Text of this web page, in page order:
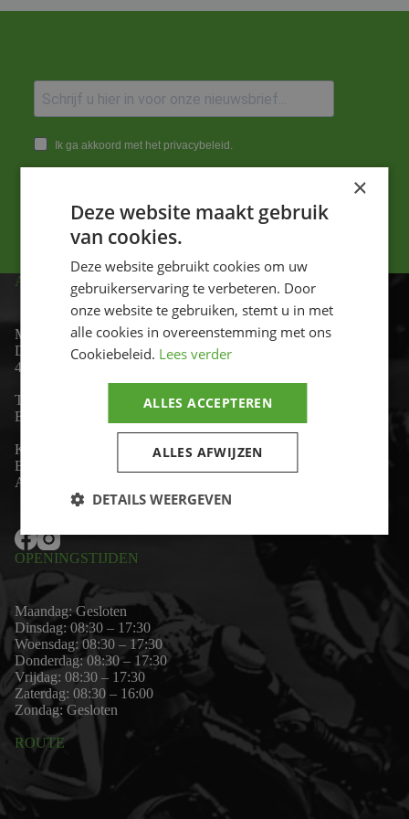
Ik ga akkoord met het privacybeleid.
ADRES
Motor-id
De Lind 17
4841 KC Prinsenbeek
Telefoon:
+31 (0)76 - 54 11 888
Email:
K.v.K: 80530338
B.T.W-nummer: NL861703947B01
Algemene voorwaarden
OPENINGSTIJDEN
Maandag: Gesloten
Dinsdag: 08:30 – 17:30
Woensdag: 08:30 – 17:30
Donderdag: 08:30 – 17:30
Vrijdag: 08:30 – 17:30
Zaterdag: 08:30 – 16:00
Zondag: Gesloten
ROUTE
×
Deze website maakt gebruik
van cookies.
Deze website gebruikt cookies om uw
gebruikerservaring te verbeteren. Door
onze website te gebruiken, stemt u in met
alle cookies in overeenstemming met ons
Cookiebeleid. Lees verder
ALLES ACCEPTEREN
ALLES AFWIJZEN
DETAILS WEERGEVEN